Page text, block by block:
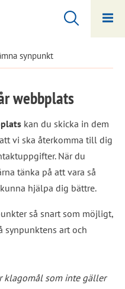
synpunkt
webbplats
kan du skicka in dem
vi ska återkomma till dig
När du
tänka på att vara så
hjälpa dig bättre.
så snart som möjligt,
synpunktens art och
som inte gäller